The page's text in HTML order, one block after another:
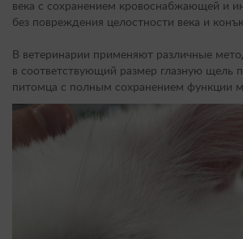
века с сохранением кровоснабжающей и
без повреждения целостности века и
В ветеринарии применяют различные
в соответствующий размер глазную щель
питомца с полным сохранением функции